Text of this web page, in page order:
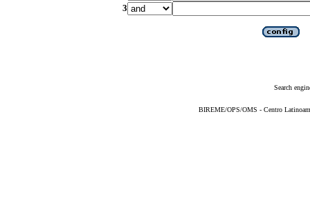
3
Search
BIREME/OPS/OMS - Centro